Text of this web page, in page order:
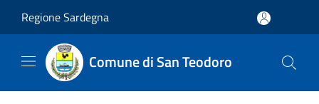
Regione Sardegna
Comune di San Teodoro